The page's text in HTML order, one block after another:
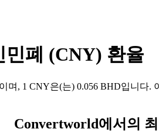
폐 (CNY) 환율
며, 1 CNY은(는) 0.056 BHD입니다.
Convertworld에서의